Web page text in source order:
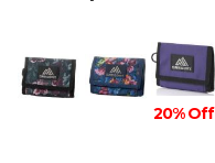
20% Off